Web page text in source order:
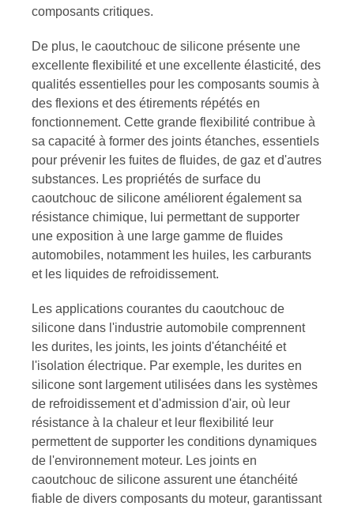
composants critiques.
De plus, le caoutchouc de silicone présente une
excellente flexibilité et une excellente élasticité, des
qualités essentielles pour les composants soumis à
des flexions et des étirements répétés en
fonctionnement. Cette grande flexibilité contribue à
sa capacité à former des joints étanches, essentiels
pour prévenir les fuites de fluides, de gaz et d'autres
substances. Les propriétés de surface du
caoutchouc de silicone améliorent également sa
résistance chimique, lui permettant de supporter
une exposition à une large gamme de fluides
automobiles, notamment les huiles, les carburants
et les liquides de refroidissement.
Les applications courantes du caoutchouc de
silicone dans l'industrie automobile comprennent
les durites, les joints, les joints d'étanchéité et
l'isolation électrique. Par exemple, les durites en
silicone sont largement utilisées dans les systèmes
de refroidissement et d'admission d'air, où leur
résistance à la chaleur et leur flexibilité leur
permettent de supporter les conditions dynamiques
de l'environnement moteur. Les joints en
caoutchouc de silicone assurent une étanchéité
fiable de divers composants du moteur, garantissant